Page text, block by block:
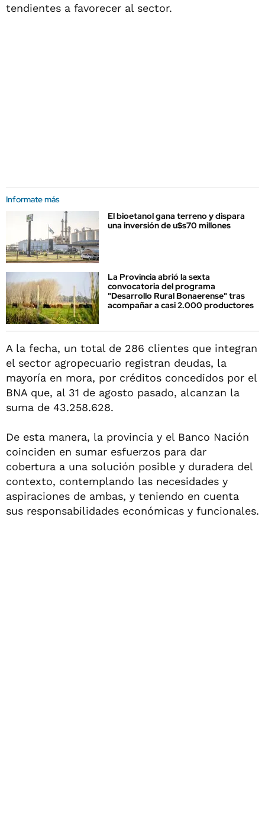
tendientes a favorecer al sector.
Informate más
El bioetanol gana terreno y dispara
una inversión de u$s70 millones
La Provincia abrió la sexta
convocatoria del programa
"Desarrollo Rural Bonaerense" tras
acompañar a casi 2.000 productores
A la fecha, un total de 286 clientes que integran
el sector agropecuario registran deudas, la
mayoría en mora, por créditos concedidos por el
BNA que, al 31 de agosto pasado, alcanzan la
suma de 43.258.628.
De esta manera, la provincia y el Banco Nación
coinciden en sumar esfuerzos para dar
cobertura a una solución posible y duradera del
contexto, contemplando las necesidades y
aspiraciones de ambas, y teniendo en cuenta
sus responsabilidades económicas y funcionales.